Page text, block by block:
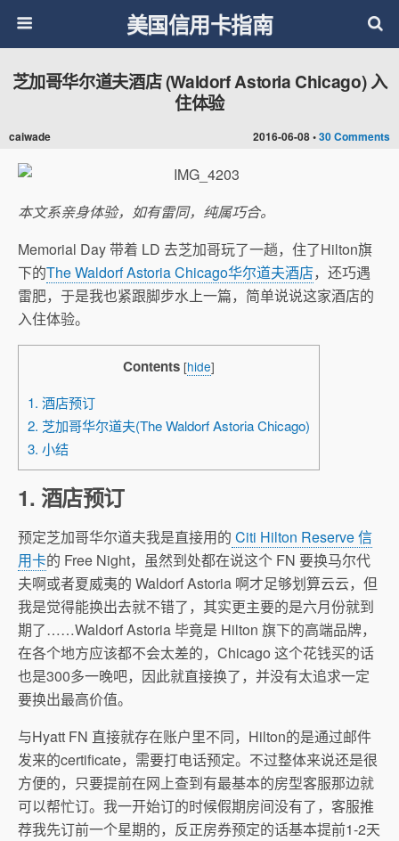
美国信用卡指南
2016-06-08 •30 Comments
芝加哥华尔道夫酒店 (Waldorf Astoria Chicago) 入
住体验
caiwade
本文系亲身体验，如有雷同，纯属巧合。
Memorial Day 带着 LD 去芝加哥玩了一趟，住了Hilton旗
下的The Waldorf Astoria Chicago华尔道夫酒店，还巧遇
雷肥，于是我也紧跟脚步水上一篇，简单说说这家酒店的
入住体验。
Contents [hide]
1. 酒店预订
2. 芝加哥华尔道夫(The Waldorf Astoria Chicago)
3. 小结
1. 酒店预订
预定芝加哥华尔道夫我是直接用的 Citi Hilton Reserve 信
用卡的 Free Night，虽然到处都在说这个 FN 要换马尔代
夫啊或者夏威夷的 Waldorf Astoria 啊才足够划算云云，但
我是觉得能换出去就不错了，其实更主要的是六月份就到
期了……Waldorf Astoria 毕竟是 Hilton 旗下的高端品牌，
在各个地方应该都不会太差的，Chicago 这个花钱买的话
也是300多一晚吧，因此就直接换了，并没有太追求一定
要换出最高价值。
与Hyatt FN 直接就存在账户里不同，Hilton的是通过邮件
发来的certificate，需要打电话预定。不过整体来说还是很
方便的，只要提前在网上查到有最基本的房型客服那边就
可以帮忙订。我一开始订的时候假期房间没有了，客服推
荐我先订前一个星期的，反正房券预定的话基本提前1-2天